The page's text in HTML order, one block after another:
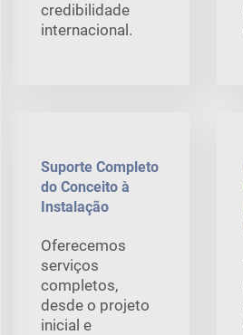
credibilidade
internacional.
Suporte Completo
do Conceito à
Instalação
Oferecemos
serviços
completos,
desde o projeto
inicial e